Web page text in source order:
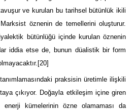
ve kurulan bu tarihsel bütünlük ikili
öznenin de temellerini oluşturur.
bütünlüğü içinde kurulan öznenin
iddia etse de, bunun düalistik bir form
[20]
praksisin üretimle ilişkili
çıkıyor. Doğayla etkileşim içine giren
kümelerinin özne olamaması da